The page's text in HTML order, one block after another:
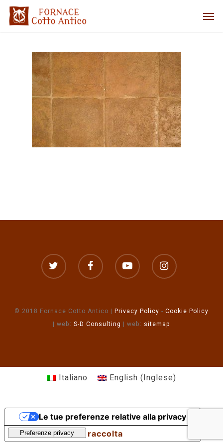
© 2018 Fornace Cotto Antico | Privacy Policy - Cookie Policy
| web: S-D Consulting | web: sitemap
Italiano English (Inglese)
Informativa sulla raccolta
Le tue preferenze relative alla privacy